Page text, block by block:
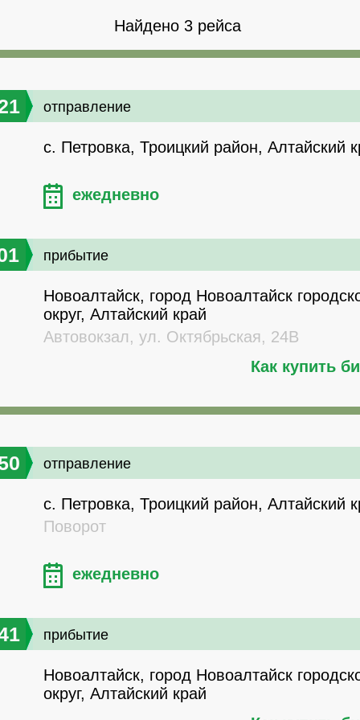
Найдено 3 рейса
отправление
с. Петровка, Троицкий район, Алтайский
ежедневно
прибытие
Новоалтайск, город Новоалтайск
округ, Алтайский край
Автовокзал, ул. Октябрьская, 24В
Как купить
отправление
с. Петровка, Троицкий район, Алтайский
Поворот
ежедневно
прибытие
Новоалтайск, город Новоалтайск
округ, Алтайский край